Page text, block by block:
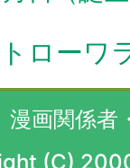
ローワ
漫画関係者
(C)